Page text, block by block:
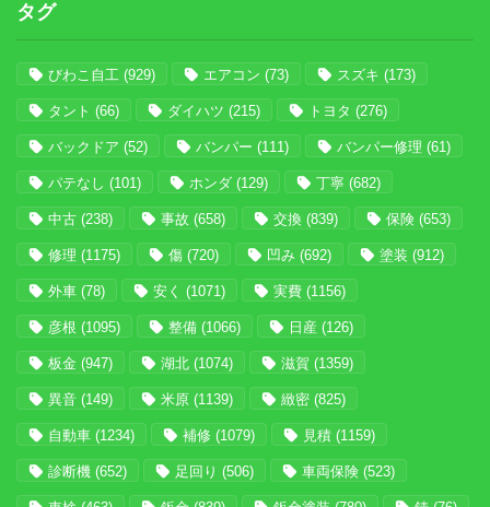
タグ
びわこ自工 (929) エアコン (73) スズキ (173)
タント (66) ダイハツ (215) トヨタ (276)
バックドア (52) バンパー (111) バンパー修理 (61)
パテなし (101) ホンダ (129) 丁寧 (682)
中古 (238) 事故 (658) 交換 (839) 保険 (653)
修理 (1175) 傷 (720) 凹み (692) 塗装 (912)
外車 (78) 安く (1071) 実費 (1156)
彦根 (1095) 整備 (1066) 日産 (126)
板金 (947) 湖北 (1074) 滋賀 (1359)
異音 (149) 米原 (1139) 緻密 (825)
自動車 (1234) 補修 (1079) 見積 (1159)
診断機 (652) 足回り (506) 車両保険 (523)